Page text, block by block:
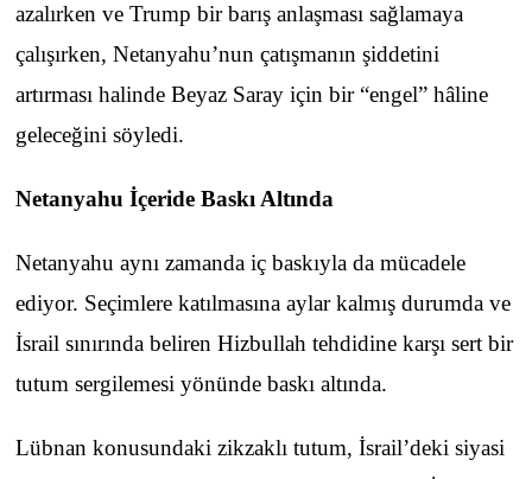
azalırken ve Trump bir barış anlaşması sağlamaya
çalışırken, Netanyahu’nun çatışmanın şiddetini
artırması halinde Beyaz Saray için bir “engel” hâline
geleceğini söyledi.
Netanyahu İçeride Baskı Altında
Netanyahu aynı zamanda iç baskıyla da mücadele
ediyor. Seçimlere katılmasına aylar kalmış durumda ve
İsrail sınırında beliren Hizbullah tehdidine karşı sert bir
tutum sergilemesi yönünde baskı altında.
Lübnan konusundaki zikzaklı tutum, İsrail’deki siyasi